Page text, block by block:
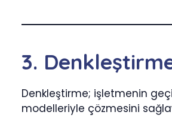
3.
Denkleştirme; işletmenin
modelleriyle çözmesini